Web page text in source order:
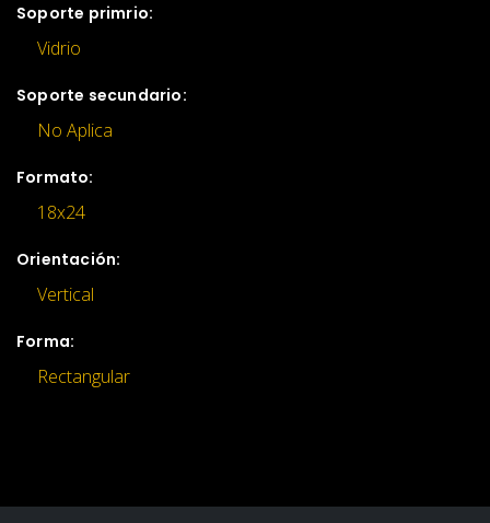
Soporte primrio:
Vidrio
Soporte secundario:
No Aplica
Formato:
18x24
Orientación:
Vertical
Forma:
Rectangular